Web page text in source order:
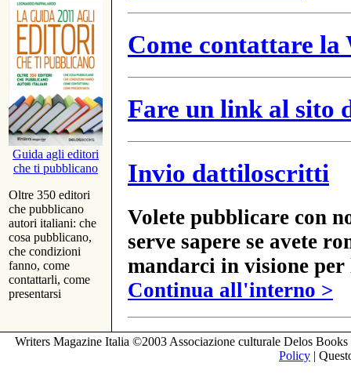
Guida agli editori
che ti pubblicano
Oltre 350 editori
che pubblicano
autori italiani: che
cosa pubblicano,
che condizioni
fanno, come
contattarli, come
presentarsi
Come contattare
Fare un link al sito
Invio dattiloscritti
Volete pubblicare con
serve sapere se avete
mandarci in visione
Continua all'interno >
Writers Magazine Italia ©2003 Associazione culturale Delos
Policy |